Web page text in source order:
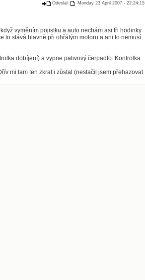
Odeslal: Monday 23 April 2007 - 22:24:15
vyměním pojistku a auto nechám asi tři hodinky
to stává hlavně při ohřátým motoru a ani to nemusí
dobíjení) a vypne palivový čerpadlo. Kontrolka
mi tam ten zkrat i zůstal (nestačil jsem přehazovat